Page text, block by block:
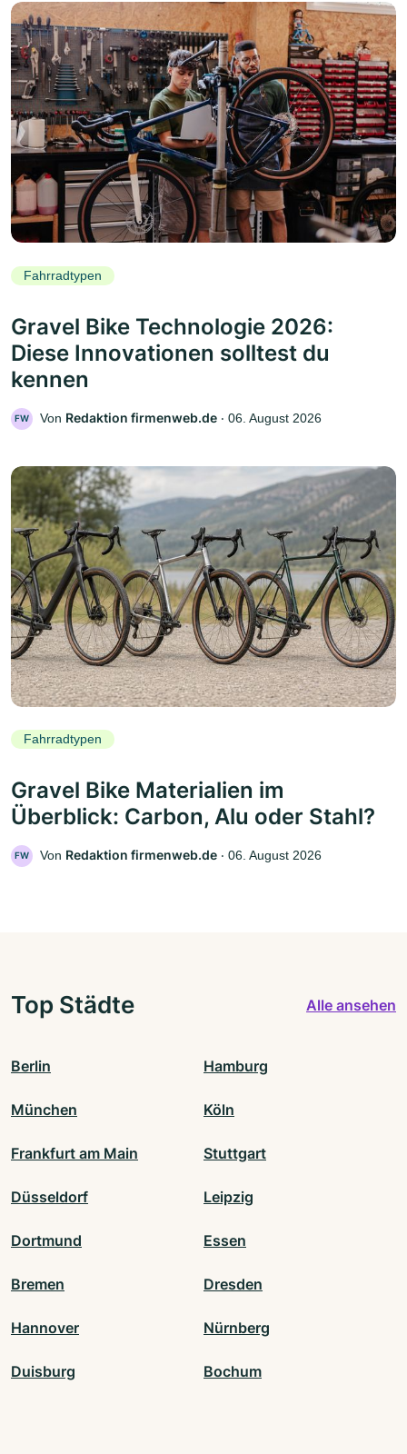
Fahrradtypen
Gravel Bike Technologie 2026:
Diese Innovationen solltest du
kennen
FW Von Redaktion firmenweb.de ‧ 06. August 2026
Fahrradtypen
Gravel Bike Materialien im
Überblick: Carbon, Alu oder Stahl?
FW Von Redaktion firmenweb.de ‧ 06. August 2026
Top Städte Alle ansehen
Berlin Hamburg
München Köln
Frankfurt am Main Stuttgart
Düsseldorf Leipzig
Dortmund Essen
Bremen Dresden
Hannover Nürnberg
Duisburg Bochum